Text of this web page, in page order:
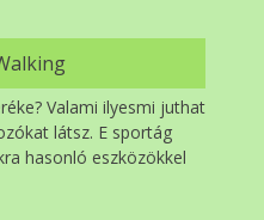
Valami ilyesmi juthat
látsz. E sportág
hasonló eszközökkel